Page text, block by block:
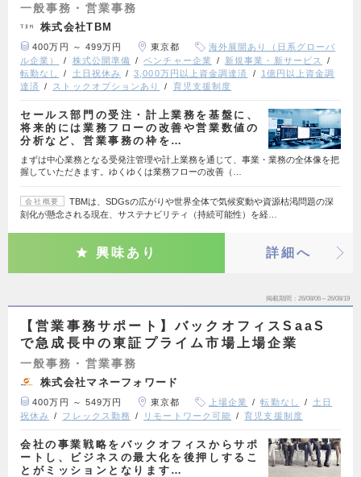
一般事務・営業事務
株式会社TBM
400万円 ～ 499万円 東京都
海外展開あり（日系グローバ
ル企業）
株式公開準備 ベンチャー企業
新規事業・新サービス
転勤なし
土日祝休み 3,000万円以上資金調達済
1億円以上資金調
達済
ストックオプションあり 育児支援制度
セールス部門の受注・計上業務を基盤に、
将来的には業務フローの改善や営業数値の
分析など、営業事務の枠を…
まずは中心業務となる受発注管理や計上業務を通じて、事業・業務の全体像を把
握していただきます。ゆくゆくは業務フローの改善（…
会社概要
TBMは、SDGsの広がりや世界全体で気候変動や資源枯渇問題の深
刻化が懸念される現在、サステナビリティ（持続可能性）を経…
興味あり 詳細へ
掲載期間 26/08/06～26/08/19
【営業事務サポート】バックオフィスSaaS
で急成長中の東証プライム市場上場企業
一般事務・営業事務
株式会社マネーフォワード
400万円 ～ 549万円 東京都 上場企業 転勤なし
土日
祝休み
フレックス勤務 リモートワーク可能 育児支援制度
会社の事業戦略をバックオフィスからサポ
ートし、ビジネスの最大化を後押しするこ
とがミッションとなります…